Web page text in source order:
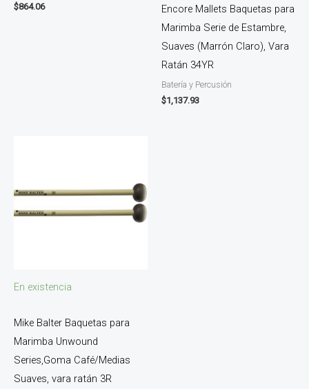
$864.06
Encore Mallets Baquetas para
Marimba Serie de Estambre,
Suaves (Marrón Claro), Vara
Ratán 34YR
Batería y Percusión
$1,137.93
En existencia
Mike Balter Baquetas para
Marimba Unwound
Series,Goma Café/Medias
Suaves, vara ratán 3R